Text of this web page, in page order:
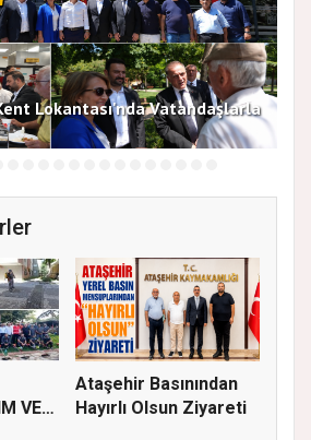
Lokantası'nda Vatandaşlarla
VE
Ataşehir Basınından
Hayırlı Olsun Ziyareti